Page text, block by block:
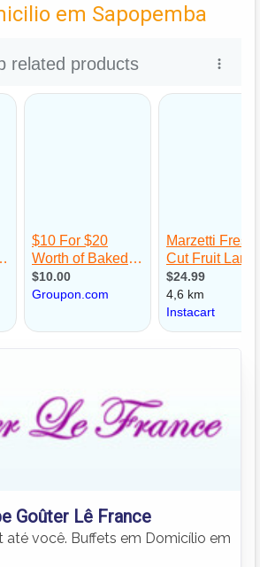
em Sapopemba
Goûter Lê France
até você. Buffets em Domicílio em